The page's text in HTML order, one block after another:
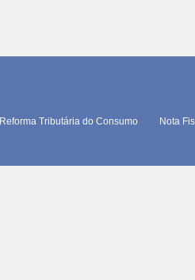
Reforma Tributária do Consumo Nota